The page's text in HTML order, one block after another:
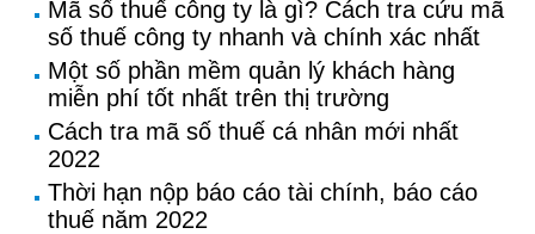
Mã số thuế công ty là gì? Cách tra cứu mã
số thuế công ty nhanh và chính xác nhất
Một số phần mềm quản lý khách hàng
miễn phí tốt nhất trên thị trường
Cách tra mã số thuế cá nhân mới nhất
2022
Thời hạn nộp báo cáo tài chính, báo cáo
thuế năm 2022